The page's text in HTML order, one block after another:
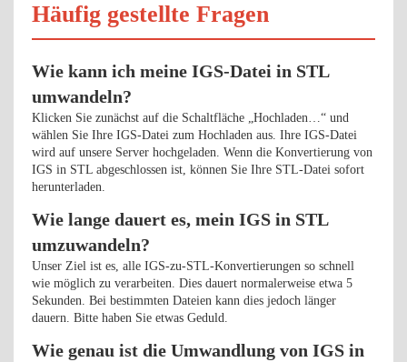
Häufig gestellte Fragen
Wie kann ich meine IGS-Datei in STL
umwandeln?
Klicken Sie zunächst auf die Schaltfläche „Hochladen…“ und
wählen Sie Ihre IGS-Datei zum Hochladen aus. Ihre IGS-Datei
wird auf unsere Server hochgeladen. Wenn die Konvertierung von
IGS in STL abgeschlossen ist, können Sie Ihre STL-Datei sofort
herunterladen.
Wie lange dauert es, mein IGS in STL
umzuwandeln?
Unser Ziel ist es, alle IGS-zu-STL-Konvertierungen so schnell
wie möglich zu verarbeiten. Dies dauert normalerweise etwa 5
Sekunden. Bei bestimmten Dateien kann dies jedoch länger
dauern. Bitte haben Sie etwas Geduld.
Wie genau ist die Umwandlung von IGS in